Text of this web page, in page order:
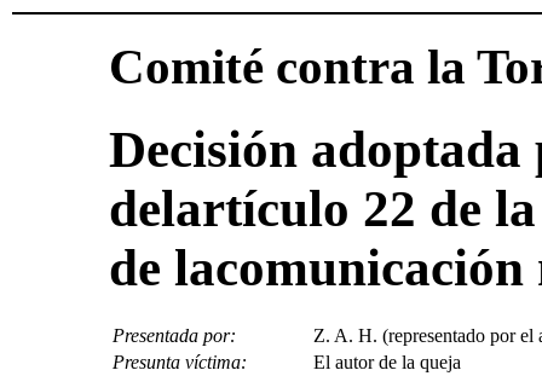
Comité contra la
Decisión
delartículo 22 de
de
Presentada por:
Z. A. H. (representado por
Presunta víctima:
El autor de la queja